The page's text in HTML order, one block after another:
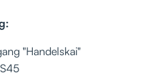
"Handelskai"